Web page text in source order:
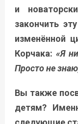
и
закончить
изменённой
Корчака:«Я
Просто не
Вы также
детям?